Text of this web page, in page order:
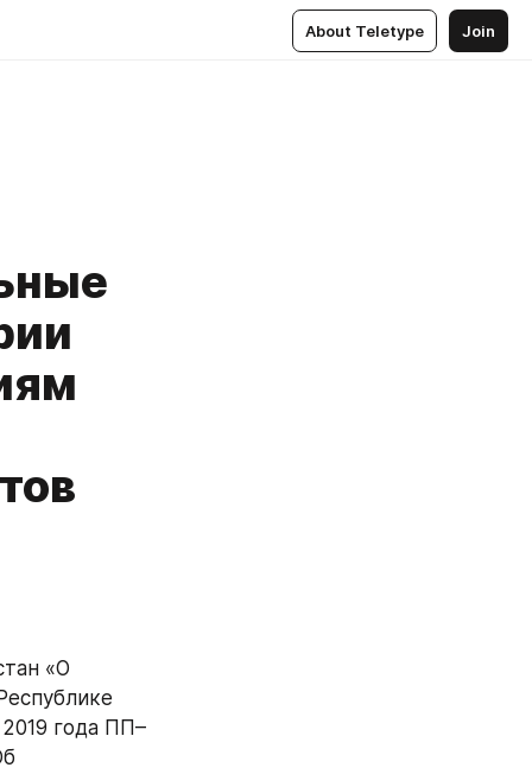
About Teletype Join
«О
года ПП–